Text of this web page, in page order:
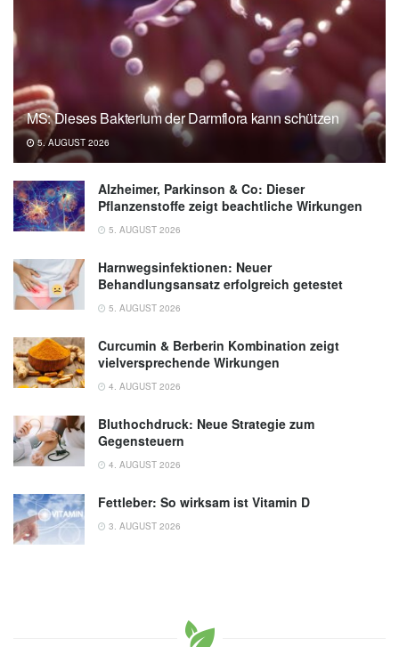
Internisten im Netz
MS: Dieses Bakterium der Darmflora kann schützen
5. AUGUST 2026
Alzheimer, Parkinson & Co: Dieser
Pflanzenstoffe zeigt beachtliche Wirkungen
5. AUGUST 2026
Harnwegsinfektionen: Neuer
Behandlungsansatz erfolgreich getestet
5. AUGUST 2026
Curcumin & Berberin Kombination zeigt
vielversprechende Wirkungen
4. AUGUST 2026
Bluthochdruck: Neue Strategie zum
Gegensteuern
4. AUGUST 2026
Fettleber: So wirksam ist Vitamin D
3. AUGUST 2026